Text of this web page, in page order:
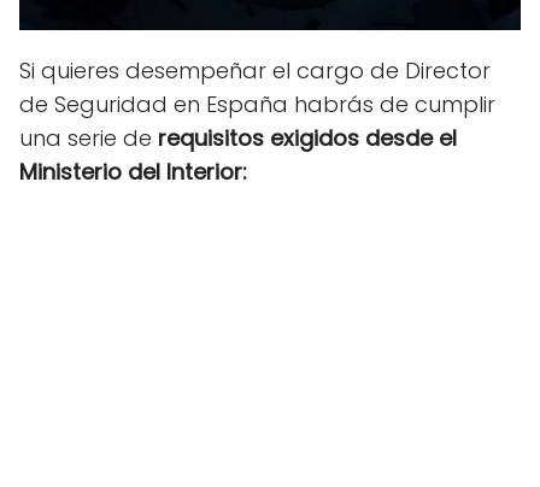
Si quieres desempeñar el cargo de Director
de Seguridad en España habrás de cumplir
una serie de requisitos exigidos desde el
Ministerio del Interior: